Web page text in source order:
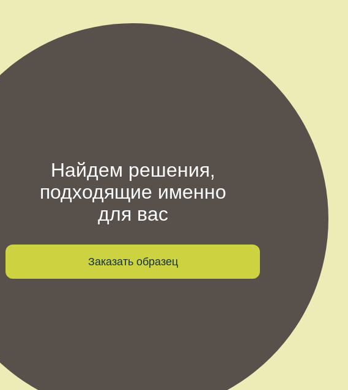
Найдем решения,
подходящие именно
для вас
Заказать образец